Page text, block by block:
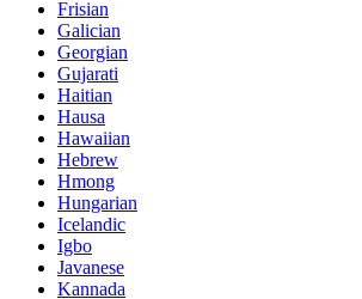
Frisian
Galician
Georgian
Gujarati
Haitian
Hausa
Hawaiian
Hebrew
Hmong
Hungarian
Icelandic
Igbo
Javanese
Kannada